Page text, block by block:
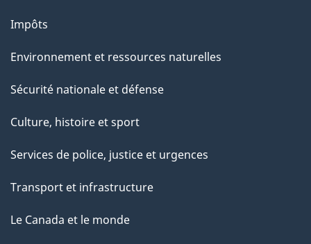
g
e
Impôts
Environnement et ressources naturelles
Sécurité nationale et défense
Culture, histoire et sport
Services de police, justice et urgences
Transport et infrastructure
Le Canada et le monde